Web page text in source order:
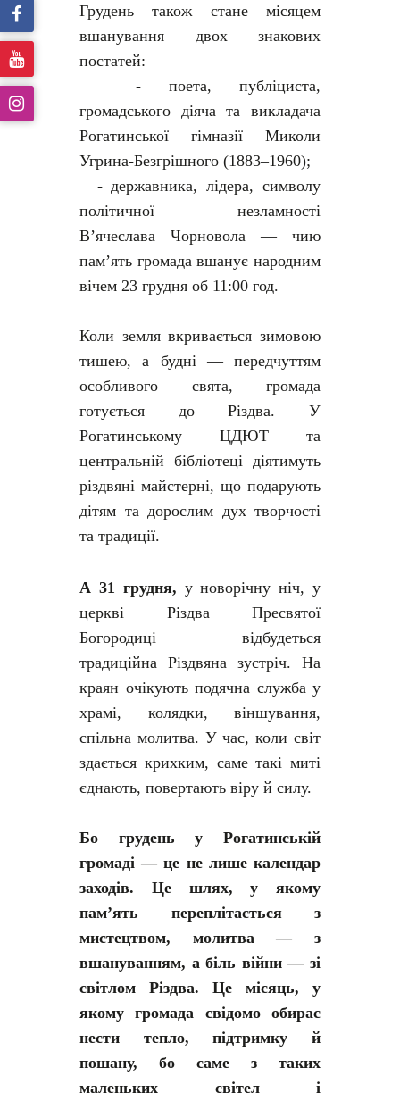
Грудень також стане місяцем
вшанування двох знакових
постатей:
- поета, публіциста,
громадського діяча та викладача
Рогатинської гімназії Миколи
Угрина-Безгрішного (1883–1960);
- державника, лідера, символу
політичної незламності
В’ячеслава Чорновола — чию
пам’ять громада вшанує народним
вічем 23 грудня об 11:00 год.
Коли земля вкривається зимовою
тишею, а будні — передчуттям
особливого свята, громада
готується до Різдва. У
Рогатинському ЦДЮТ та
центральній бібліотеці діятимуть
різдвяні майстерні, що подарують
дітям та дорослим дух творчості
та традиції.
А 31 грудня, у новорічну ніч, у
церкві Різдва Пресвятої
Богородиці відбудеться
традиційна Різдвяна зустріч. На
краян очікують подячна служба у
храмі, колядки, віншування,
спільна молитва. У час, коли світ
здається крихким, саме такі миті
єднають, повертають віру й силу.
Бо грудень у Рогатинській
громаді — це не лише календар
заходів. Це шлях, у якому
пам’ять переплітається з
мистецтвом, молитва — з
вшануванням, а біль війни — зі
світлом Різдва. Це місяць, у
якому громада свідомо обирає
нести тепло, підтримку й
пошану, бо саме з таких
маленьких світел і